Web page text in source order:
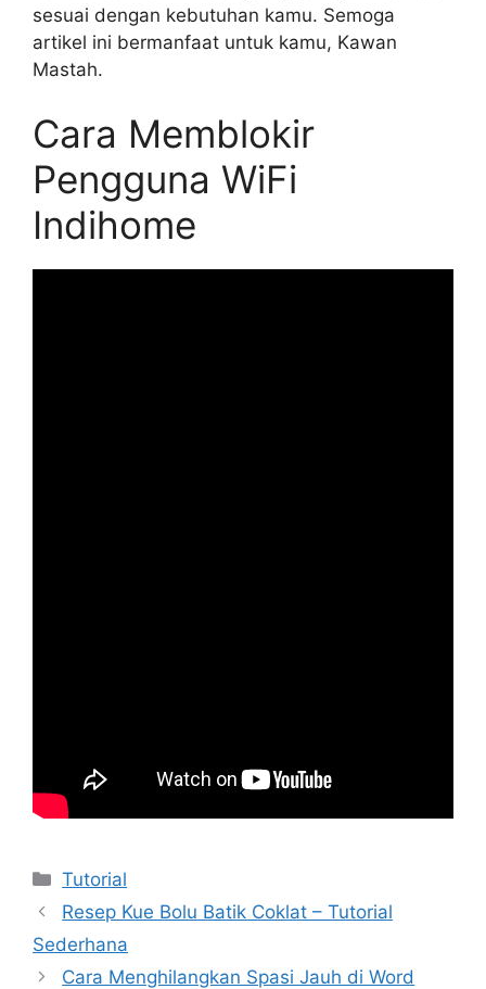
sesuai dengan kebutuhan kamu. Semoga
artikel ini bermanfaat untuk kamu, Kawan
Mastah.
Cara Memblokir
Pengguna WiFi
Indihome
Kategori
Tutorial
Resep Kue Bolu Batik Coklat – Tutorial
Sederhana
Cara Menghilangkan Spasi Jauh di Word